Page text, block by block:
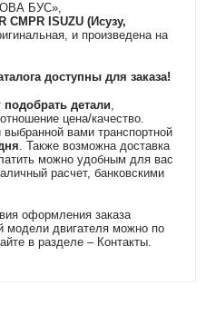
БУС»,
CMPR ISUZU (Исузу,
и произведена на
доступны для заказа!
подобрать детали,
цена/качество.
выбранной вами транспортной
. Также возможна доставка
можно удобным для вас
расчет, банковскими
оформления заказа
модели двигателя можно по
в разделе – Контакты.